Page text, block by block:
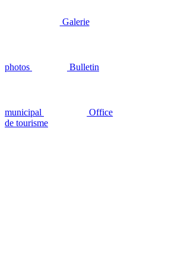
Galerie
photos Bulletin
municipal
Office
de tourisme